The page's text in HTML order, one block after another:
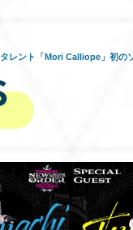
NEWS
SCHEDULE
EVENTS
ト「Mori Calliope」初のソロライブ《Mori Calliope Major Debut